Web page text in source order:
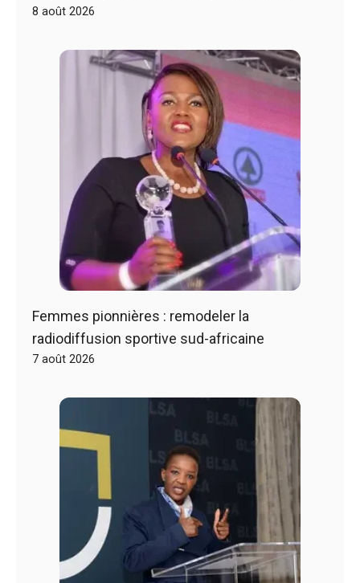
8 août 2026
Femmes pionnières : remodeler la
radiodiffusion sportive sud-africaine
7 août 2026